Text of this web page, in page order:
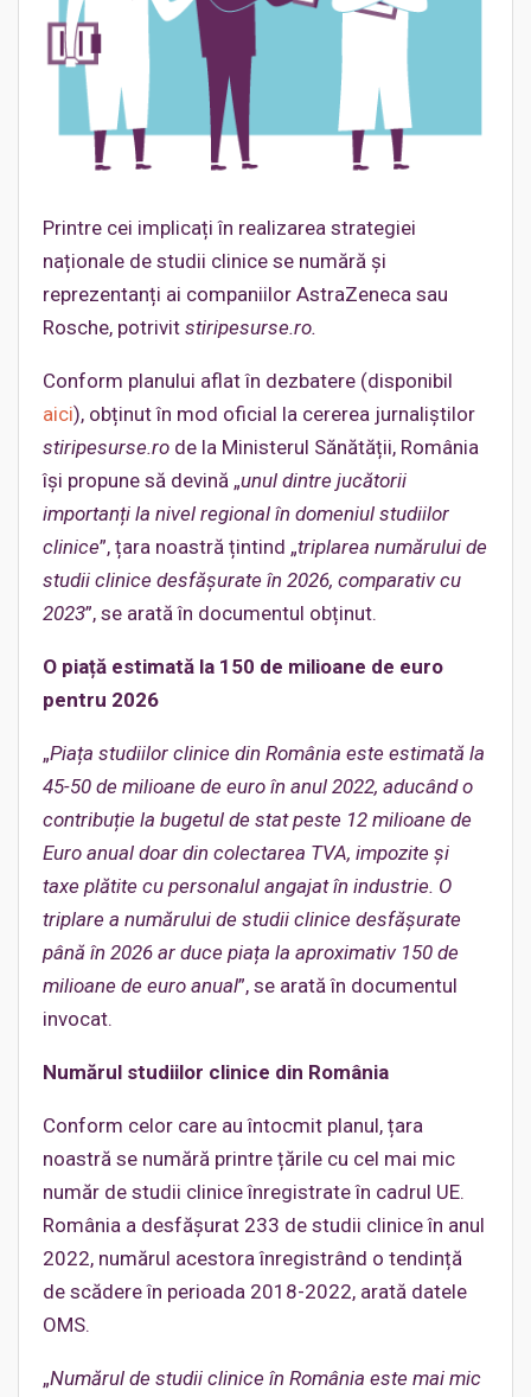
Printre cei implicați în realizarea strategiei
naționale de studii clinice se numără și
reprezentanți ai companiilor AstraZeneca sau
Rosche, potrivit stiripesurse.ro.
Conform planului aflat în dezbatere (disponibil
aici), obținut în mod oficial la cererea jurnaliștilor
stiripesurse.ro de la Ministerul Sănătății, România
își propune să devină „unul dintre jucătorii
importanți la nivel regional în domeniul studiilor
clinice”, țara noastră țintind „triplarea numărului de
studii clinice desfășurate în 2026, comparativ cu
2023”, se arată în documentul obținut.
O piață estimată la 150 de milioane de euro
pentru 2026
„Piața studiilor clinice din România este estimată la
45-50 de milioane de euro în anul 2022, aducând o
contribuție la bugetul de stat peste 12 milioane de
Euro anual doar din colectarea TVA, impozite și
taxe plătite cu personalul angajat în industrie. O
triplare a numărului de studii clinice desfășurate
până în 2026 ar duce piața la aproximativ 150 de
milioane de euro anual”, se arată în documentul
invocat.
Numărul studiilor clinice din România
Conform celor care au întocmit planul, țara
noastră se numără printre țările cu cel mai mic
număr de studii clinice înregistrate în cadrul UE.
România a desfășurat 233 de studii clinice în anul
2022, numărul acestora înregistrând o tendință
de scădere în perioada 2018-2022, arată datele
OMS.
„Numărul de studii clinice în România este mai mic